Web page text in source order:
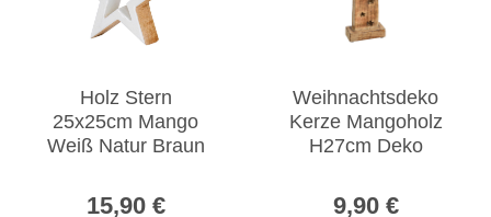
Holz Stern
25x25cm Mango
Weiß Natur Braun
Aufsteller Rustikal
15,90 €
Weihnachtsdeko
Kerze Mangoholz
H27cm Deko
Metall Weihnachten
9,90 €